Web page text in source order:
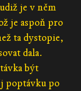
je v něm
je aspoň pro
ta dystopie,
dala.
být
poptávku po